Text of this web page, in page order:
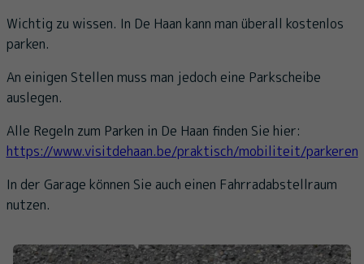
Wichtig zu wissen. In De Haan kann man überall kostenlos
parken.
An einigen Stellen muss man jedoch eine Parkscheibe
auslegen.
Alle Regeln zum Parken in De Haan finden Sie hier:
https://www.visitdehaan.be/praktisch/mobiliteit/parkeren
In der Garage können Sie auch einen Fahrradabstellraum
nutzen.